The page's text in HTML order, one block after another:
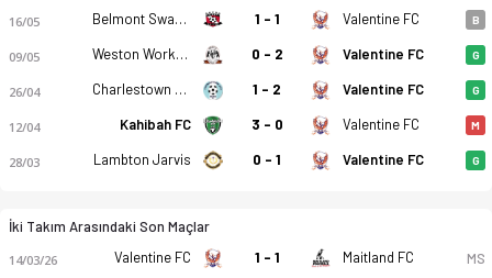
16/05 Belmont Swansea United FK 1 - 1 Valentine FC B
09/05 Weston Workers 0 - 2 Valentine FC G
26/04 Charlestown Azzurri FC 1 - 2 Valentine FC G
12/04 Kahibah FC 3 - 0 Valentine FC M
28/03 Lambton Jarvis 0 - 1 Valentine FC G
İki Takım Arasındaki Son Maçlar
14/03/26 Valentine FC 1 - 1 Maitland FC MS